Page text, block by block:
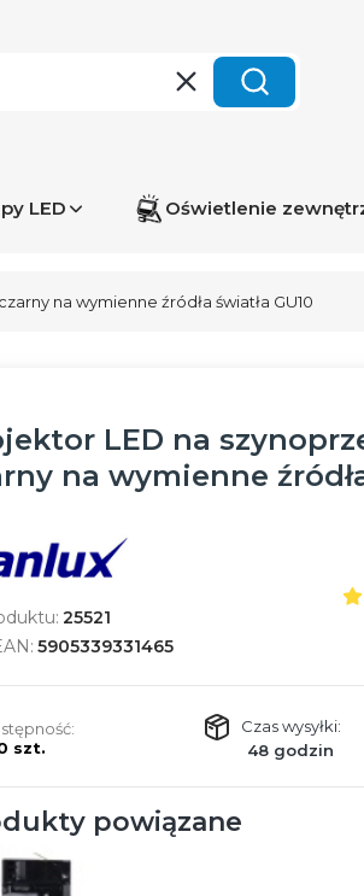
WyczyśćSzukaj
LED Oświetlenie
na wymienne źródła światła GU10
LED na
na wymienne
25521
5905339331465
szt.
Czas wysyłki:
48 godzin
powiązane